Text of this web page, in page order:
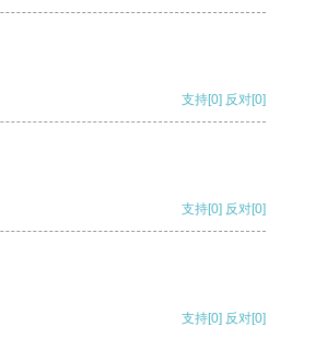
支持[0] 反对[0]
支持[0] 反对[0]
支持[0] 反对[0]